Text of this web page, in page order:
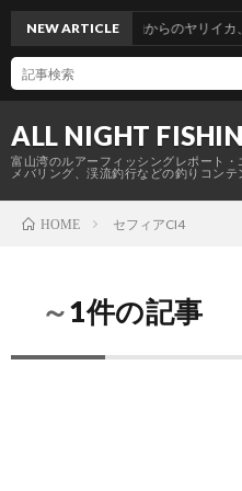
ALL NIGHT
富山湾のルアーフィッシングレポート・
メバリング、渓流釣行などの釣りコンテ
NEW ARTICLE
帰省釣行。青物からのヤリイカ、メ
HOME セフィアCI4
～1件の記事